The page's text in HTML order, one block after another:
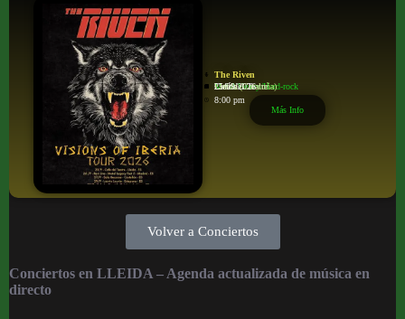
The Riven
Metal/Heavy/Hard-rock
Café del Teatre
Lleida
Lleida (Cataluña)
25/09/2026
8:00 pm
Más Info
Volver a Conciertos
Conciertos en LLEIDA – Agenda actualizada de música en
directo